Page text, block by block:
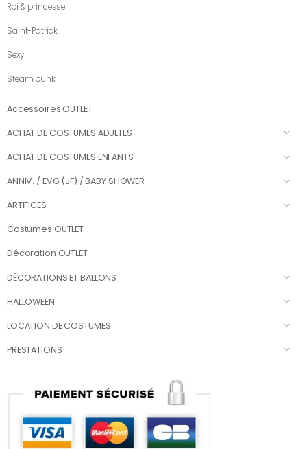
Roi & princesse
Saint-Patrick
Sexy
Steam punk
Accessoires OUTLET
ACHAT DE COSTUMES ADULTES
ACHAT DE COSTUMES ENFANTS
ANNIV. / EVG (JF) / BABY SHOWER
ARTIFICES
Costumes OUTLET
Décoration OUTLET
DÉCORATIONS ET BALLONS
HALLOWEEN
LOCATION DE COSTUMES
PRESTATIONS